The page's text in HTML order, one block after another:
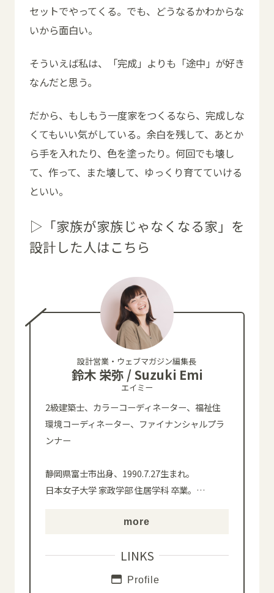
セットでやってくる。でも、どうなるかわからな
いから面白い。
そういえば私は、「完成」よりも「途中」が好き
なんだと思う。
だから、もしもう一度家をつくるなら、完成しな
くてもいい気がしている。余白を残して、あとか
ら手を入れたり、色を塗ったり。何回でも壊し
て、作って、また壊して、ゆっくり育てていける
といい。
▷「家族が家族じゃなくなる家」を
設計した人はこちら
設計営業・ウェブマガジン編集長
鈴木 栄弥 / Suzuki Emi
エイミー
2級建築士、カラーコーディネーター、福祉住
環境コーディネーター、ファイナンシャルプラ
ンナー
静岡県富士市出身、1990.7.27生まれ。
日本女子大学 家政学部 住居学科 卒業。 …
more
LINKS
Profile